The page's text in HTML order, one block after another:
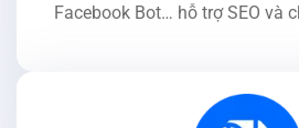
Facebook Bot… hỗ trợ SEO và